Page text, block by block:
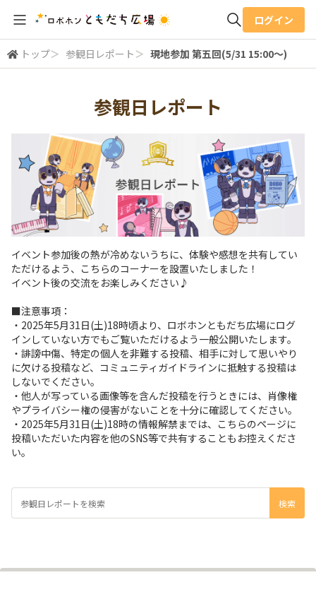
全体検索
ログイン
トップ＞ 参観日レポート ＞ 現地参加 第五回(5/31 15:00～)
参観日レポート
イベント参加後の熱が冷めないうちに、体験や感想を共有してい
ただけるよう、こちらのコーナーを設置いたしました！
イベント後の交流をお楽しみください♪
■注意事項：
・2025年5月31日(土)18時頃より、ロボホンともだち広場にログ
インしていない方でもご覧いただけるよう一般公開いたします。
・誹謗中傷、特定の個人を非難する投稿、相手に対して思いやり
に欠ける投稿など、コミュニティガイドラインに抵触する投稿は
しないでください。
・他人が写っている画像等を含んだ投稿を行うときには、肖像権
やプライバシー権の侵害がないことを十分に確認してください。
・2025年5月31日(土)18時の情報解禁までは、こちらのページに
投稿いただいた内容を他のSNS等で共有することもお控えくださ
い。